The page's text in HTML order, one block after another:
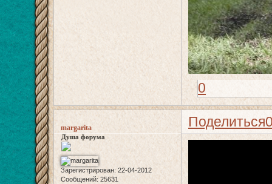
0
Поделиться
margarita
Душа форума
Зарегистрирован: 22-04-2012
Сообщений: 25631